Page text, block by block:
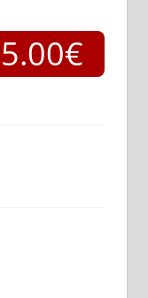
5.00€